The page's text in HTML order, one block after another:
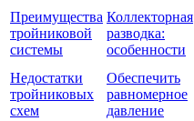
Преимущества
тройниковой
системы
Коллекторная
разводка:
особенности
Недостатки
тройниковых
схем
Обеспечить
равномерное
давление